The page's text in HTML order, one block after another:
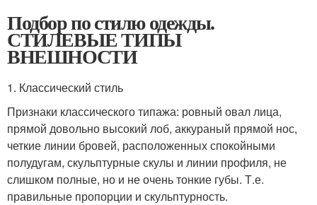
Подбор по стилю одежды.
СТИЛЕВЫЕ ТИПЫ
ВНЕШНОСТИ
1. Классический стиль
Признаки классического типажа: ровный овал лица,
прямой довольно высокий лоб, аккураный прямой нос,
четкие линии бровей, расположенных спокойными
полудугам, скульптурные скулы и линии профиля, не
слишком полные, но и не очень тонкие губы. Т.е.
правильные пропорции и скульптурность.